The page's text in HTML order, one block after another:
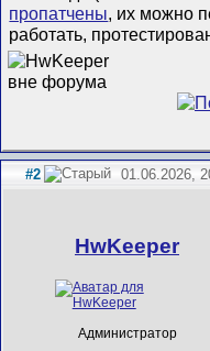
пропатчены, их можно
работать,
#2 01.06.2026,
HwKeeper
Администратор